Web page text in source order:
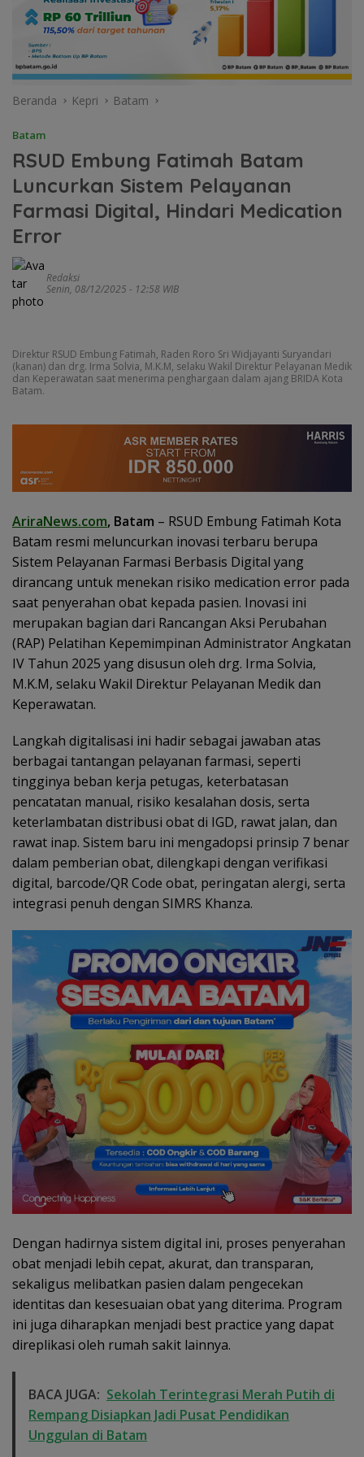
Beranda Kepri Batam
Batam
RSUD Embung Fatimah Batam
Luncurkan Sistem Pelayanan
Farmasi Digital, Hindari Medication
Error
Redaksi
Senin, 08/12/2025 - 12:58 WIB
Direktur RSUD Embung Fatimah, Raden Roro Sri Widjayanti Suryandari
(kanan) dan drg. Irma Solvia, M.K.M, selaku Wakil Direktur Pelayanan Medik
dan Keperawatan saat menerima penghargaan dalam ajang BRIDA Kota
Batam.
AriraNews.com, Batam – RSUD Embung Fatimah Kota
Batam resmi meluncurkan inovasi terbaru berupa
Sistem Pelayanan Farmasi Berbasis Digital yang
dirancang untuk menekan risiko medication error pada
saat penyerahan obat kepada pasien. Inovasi ini
merupakan bagian dari Rancangan Aksi Perubahan
(RAP) Pelatihan Kepemimpinan Administrator Angkatan
IV Tahun 2025 yang disusun oleh drg. Irma Solvia,
M.K.M, selaku Wakil Direktur Pelayanan Medik dan
Keperawatan.
Langkah digitalisasi ini hadir sebagai jawaban atas
berbagai tantangan pelayanan farmasi, seperti
tingginya beban kerja petugas, keterbatasan
pencatatan manual, risiko kesalahan dosis, serta
keterlambatan distribusi obat di IGD, rawat jalan, dan
rawat inap. Sistem baru ini mengadopsi prinsip 7 benar
dalam pemberian obat, dilengkapi dengan verifikasi
digital, barcode/QR Code obat, peringatan alergi, serta
integrasi penuh dengan SIMRS Khanza.
Dengan hadirnya sistem digital ini, proses penyerahan
obat menjadi lebih cepat, akurat, dan transparan,
sekaligus melibatkan pasien dalam pengecekan
identitas dan kesesuaian obat yang diterima. Program
ini juga diharapkan menjadi best practice yang dapat
direplikasi oleh rumah sakit lainnya.
BACA JUGA: Sekolah Terintegrasi Merah Putih di
Rempang Disiapkan Jadi Pusat Pendidikan
Unggulan di Batam